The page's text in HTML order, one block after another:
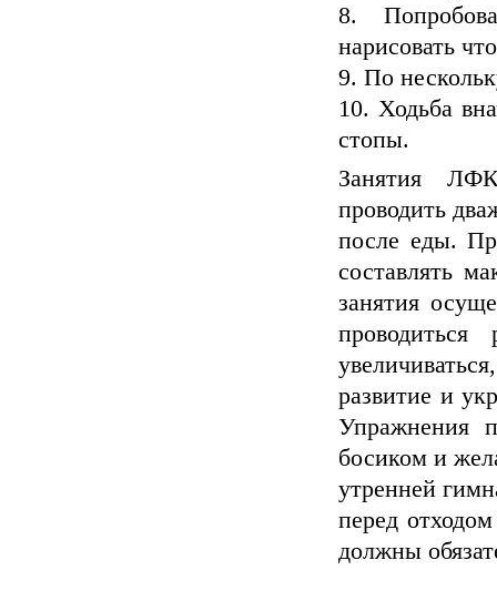
8.
нарисовать
9. По
10. Ходьба
стопы.
Занятия
проводить
после еды.
составлять
занятия
развитие и
Упражнения
босиком и
утренней
перед
должны